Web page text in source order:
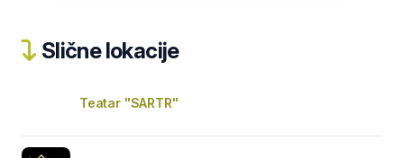
Slične lokacije
Teatar "SARTR"